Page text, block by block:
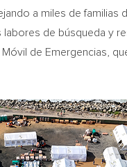
a miles de familias
de búsqueda y
de Emergencias,